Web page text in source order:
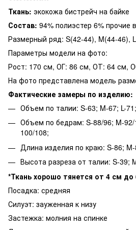
Ткань: экокожа бистрейч на байке
Состав: 94% полиэстер 6% прочие
Размерный ряд: S(42-44), M(44-46),
Параметры модели на фото:
Рост: 170 см, ОГ: 86 см, ОТ: 64 см,
На фото представлена модель
Фактические замеры по изделию:
Объем по талии: S-63; M-67; L-
Объем по бедрам: S-88/96; M-92/
100/108;
Длина изделия по краю: S-86; M-
Высота разреза от талии: S-39;
*Ткань хорошо тянется от 4 см до
Посадка: средняя
Силуэт: зауженная к низу
Застежка: молния на спинке